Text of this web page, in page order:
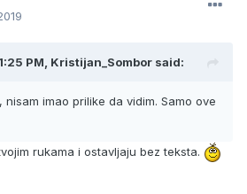
PM, Kristijan_Sombor said:
nisam imao prilike da vidim. Samo ove
rukama i ostavljaju bez teksta.